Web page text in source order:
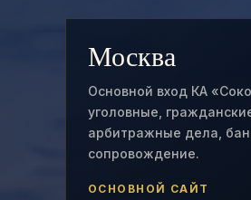
Москва
Основной вход КА
уголовные,
арбитражные дела,
сопровождение.
ОСНОВНОЙ САЙТ